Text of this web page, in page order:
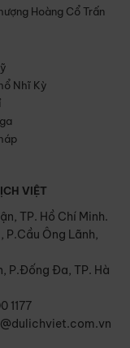
Hoàng Cổ Trấn
Nhĩ Kỳ
VIỆT
TP. Hồ Chí Minh.
P.Cầu Ông Lãnh,
P.Đống Đa, TP. Hà
1177